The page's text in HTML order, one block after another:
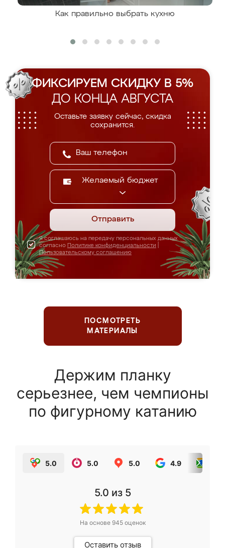
Как правильно выбрать кухню
ФИКСИРУЕМ СКИДКУ В 5%
ДО КОНЦА АВГУСТА
Оставьте заявку сейчас, скидка
сохранится.
Желаемый бюджет
Отправить
Я соглашаюсь на передачу персональных данных
согласно Политике конфиденциальности
Пользовательскому соглашению
ПОСМОТРЕТЬ
МАТЕРИАЛЫ
Держим планку
серьезнее, чем чемпионы
по фигурному катанию
5.0 5.0 5.0 4.9
5.0 из 5
На основе 945оценок
Оставить отзыв